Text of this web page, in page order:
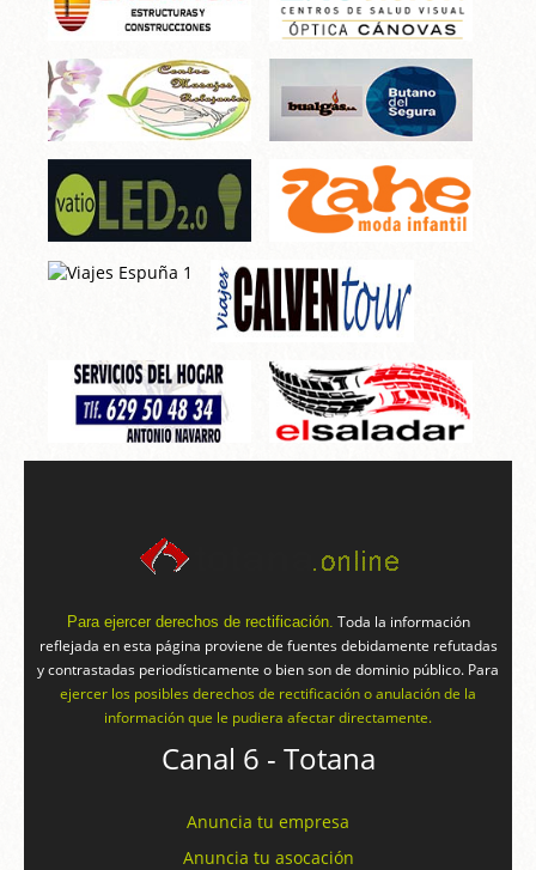
Para ejercer derechos de rectificación. Toda la información
reflejada en esta página proviene de fuentes debidamente refutadas
y contrastadas periodísticamente o bien son de dominio público. Para
ejercer los posibles derechos de rectificación o anulación de la
información que le pudiera afectar directamente.
Canal 6 - Totana
Anuncia tu empresa
Anuncia tu asocación